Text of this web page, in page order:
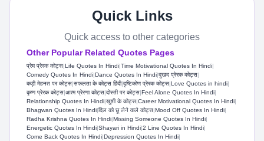
Quick Links
Quick access to other categories
Other Popular Related Quotes Pages
प्रेम प्रेरक कोट्स|Life Quotes In Hindi|Time Motivational Quotes In Hindi|
Comedy Quotes In Hindi|Dance Quotes In Hindi|दुखद प्रेरक कोट्स|
कड़ी मेहनत पर कोट्स|सफलता के कोट्स हिंदी|दृष्टिकोण प्रेरक कोट्स|Love Quotes in hindi|
कृष्ण प्रेरक कोट्स|आत्म प्रेरणा कोट्स|दोस्ती पर कोट्स|Feel Alone Quotes In Hindi|
Relationship Quotes In Hindi|खुशी के कोट्स|Career Motivational Quotes In Hindi​|
Bhagwan Quotes In Hindi|दिल को छू लेने वाले कोट्स|Mood Off Quotes In Hindi|
Radha Krishna Quotes In Hindi|Missing Someone Quotes In Hindi|
Energetic Quotes In Hindi|Shayari in Hindi|2 Line Quotes In Hindi|
Come Back Quotes In Hindi|Depression Quotes In Hindi|